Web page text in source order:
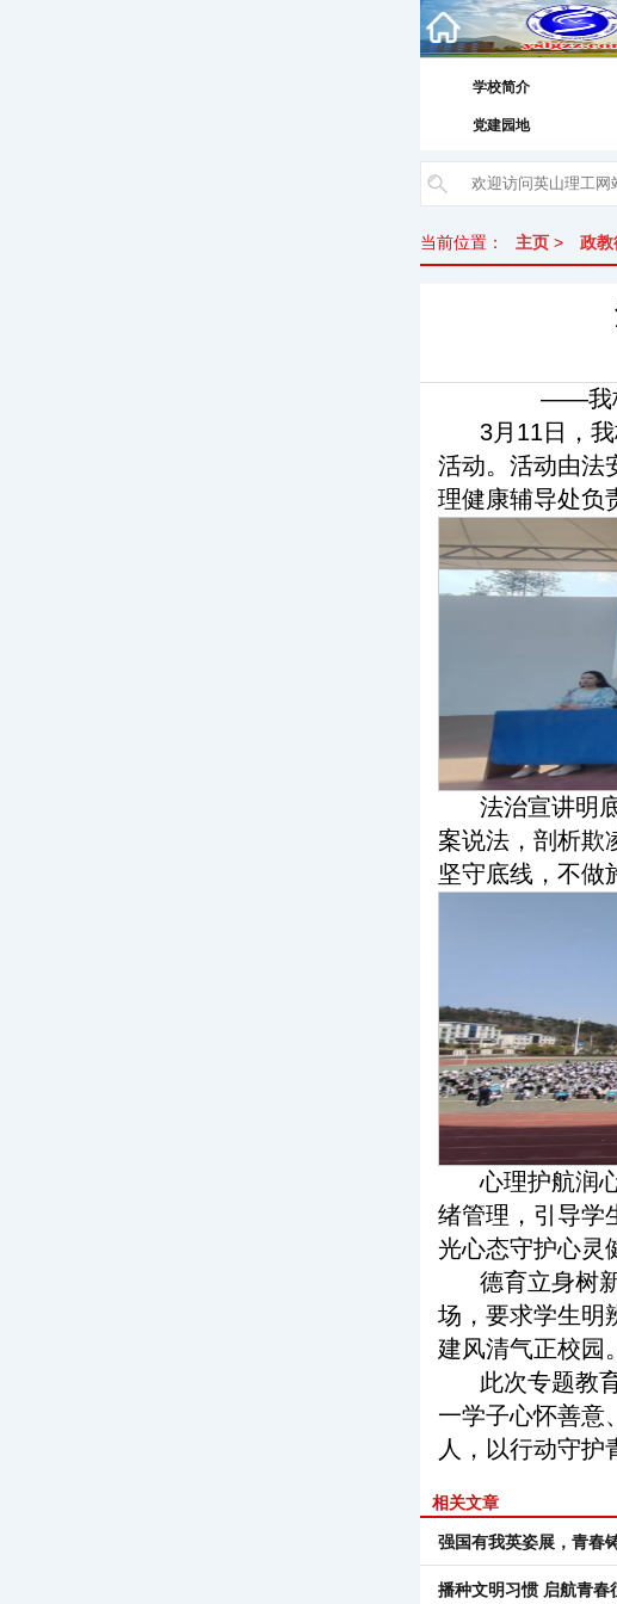
学校简介
党建园地
当前位置： 主页 > 政教
——我
3月11日，
活动。活动由法
理健康辅导处负
法治宣讲明
案说法，剖析欺
坚守底线，不做
心理护航润
绪管理，引导学
光心态守护心灵
德育立身树
场，要求学生明
建风清气正校园。
此次专题教
一学子心怀善意
人，以行动守护
相关文章
强国有我英姿展，青春
播种文明习惯 启航青春